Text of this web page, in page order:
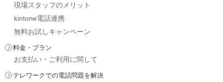
現場スタッフのメリット
kintone電話連携
無料お試しキャンペーン
料金・プラン
お支払い・ご利用に関して
テレワークでの電話問題を解決